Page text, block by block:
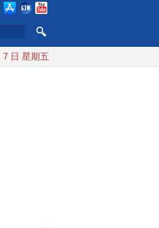
日本氣象廳緊盯白海豚颱風 台灣最快
7 日 星期五